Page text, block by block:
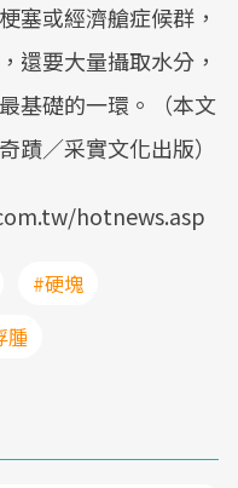
塞或經濟艙症候群，
還要大量攝取水分，
基礎的一環。（本文
蹟／采實文化出版）
hotnews.asp
#硬塊
腫